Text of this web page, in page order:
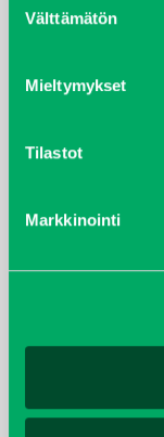
valinta
Välttämätön
Mieltymykset
Tilastot
Markkinointi
joulukuu 2021
helmikuu 2020
huhtikuu